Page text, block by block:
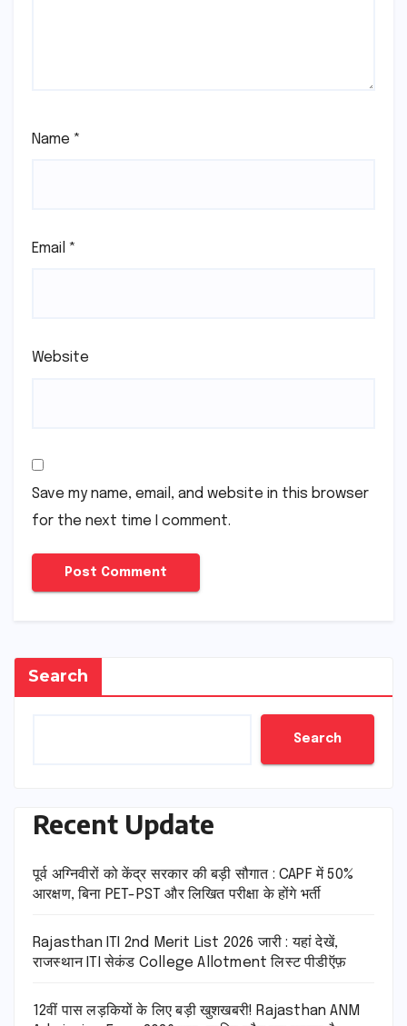
Name *
Email *
Website
Save my name, email, and website in this browser
for the next time I comment.
Search
Search
Recent Update
पूर्व अग्निवीरों को केंद्र सरकार की बड़ी सौगात : CAPF में 50%
आरक्षण, बिना PET-PST और लिखित परीक्षा के होंगे भर्ती
Rajasthan ITI 2nd Merit List 2026 जारी : यहां देखें,
राजस्थान ITI सेकंड College Allotment लिस्ट पीडीऍफ़
12वीं पास लड़कियों के लिए बड़ी खुशखबरी! Rajasthan ANM